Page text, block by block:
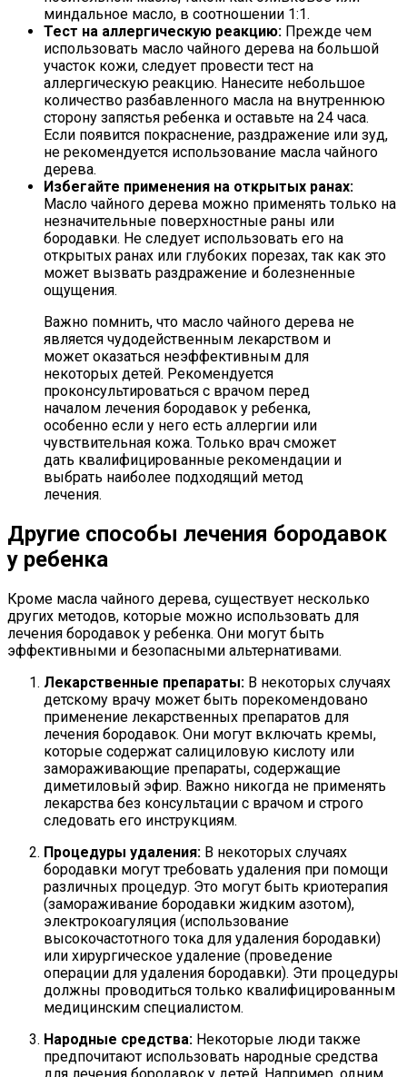
миндальное масло, в соотношении 1:1.
Тест на аллергическую реакцию: Прежде чем
использовать масло чайного дерева на большой
участок кожи, следует провести тест на
аллергическую реакцию. Нанесите небольшое
количество разбавленного масла на внутреннюю
сторону запястья ребенка и оставьте на 24 часа.
Если появится покраснение, раздражение или зуд,
не рекомендуется использование масла чайного
дерева.
Избегайте применения на открытых ранах:
Масло чайного дерева можно применять только на
незначительные поверхностные раны или
бородавки. Не следует использовать его на
открытых ранах или глубоких порезах, так как это
может вызвать раздражение и болезненные
ощущения.
Важно помнить, что масло чайного дерева не
является чудодейственным лекарством и
может оказаться неэффективным для
некоторых детей. Рекомендуется
проконсультироваться с врачом перед
началом лечения бородавок у ребенка,
особенно если у него есть аллергии или
чувствительная кожа. Только врач сможет
дать квалифицированные рекомендации и
выбрать наиболее подходящий метод
лечения.
Другие способы лечения бородавок
у ребенка
Кроме масла чайного дерева, существует несколько
других методов, которые можно использовать для
лечения бородавок у ребенка. Они могут быть
эффективными и безопасными альтернативами.
Лекарственные препараты: В некоторых случаях
детскому врачу может быть порекомендовано
применение лекарственных препаратов для
лечения бородавок. Они могут включать кремы,
которые содержат салициловую кислоту или
замораживающие препараты, содержащие
диметиловый эфир. Важно никогда не применять
лекарства без консультации с врачом и строго
следовать его инструкциям.
Процедуры удаления: В некоторых случаях
бородавки могут требовать удаления при помощи
различных процедур. Это могут быть криотерапия
(замораживание бородавки жидким азотом),
электрокоагуляция (использование
высокочастотного тока для удаления бородавки)
или хирургическое удаление (проведение
операции для удаления бородавки). Эти процедуры
должны проводиться только квалифицированным
медицинским специалистом.
Народные средства: Некоторые люди также
предпочитают использовать народные средства